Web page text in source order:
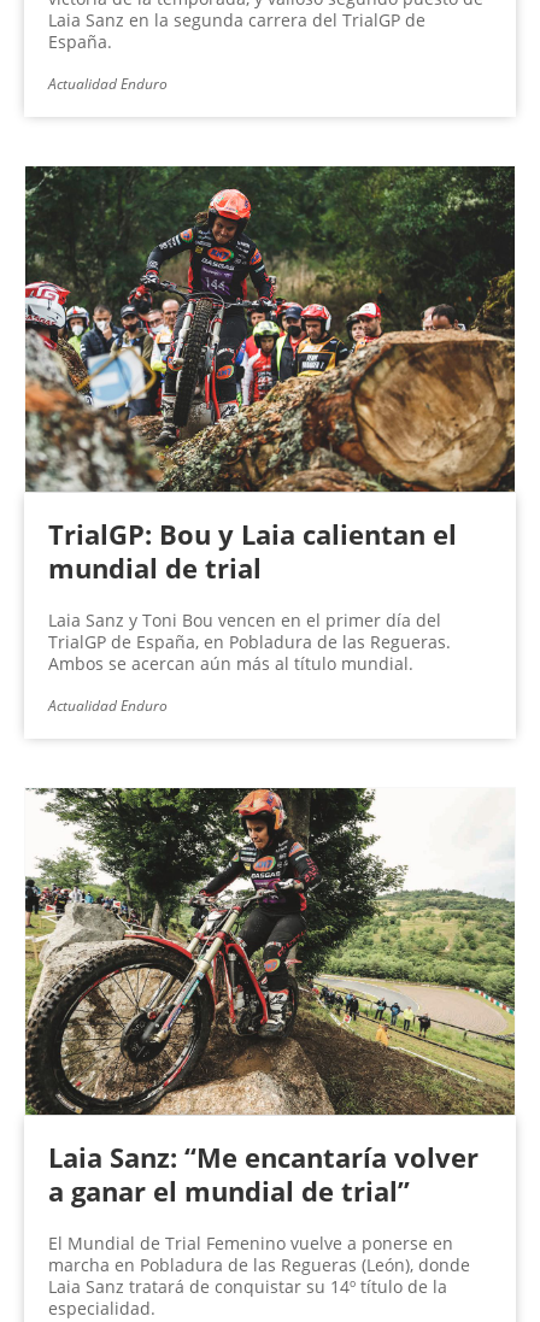
Laia Sanz en la segunda carrera del TrialGP de
España.
Actualidad Enduro
TrialGP: Bou y Laia calientan el
mundial de trial
Laia Sanz y Toni Bou vencen en el primer día del
TrialGP de España, en Pobladura de las Regueras.
Ambos se acercan aún más al título mundial.
Actualidad Enduro
Laia Sanz: “Me encantaría volver
a ganar el mundial de trial”
El Mundial de Trial Femenino vuelve a ponerse en
marcha en Pobladura de las Regueras (León), donde
Laia Sanz tratará de conquistar su 14º título de la
especialidad.